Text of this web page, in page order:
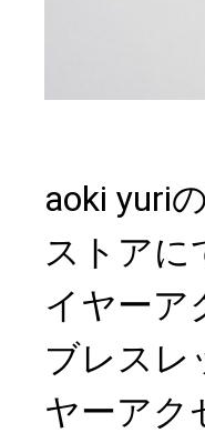
aoki yuri
ストアに
イヤーア
ブレスレ
ヤーアク